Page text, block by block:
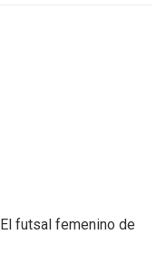
El futsal femenino de